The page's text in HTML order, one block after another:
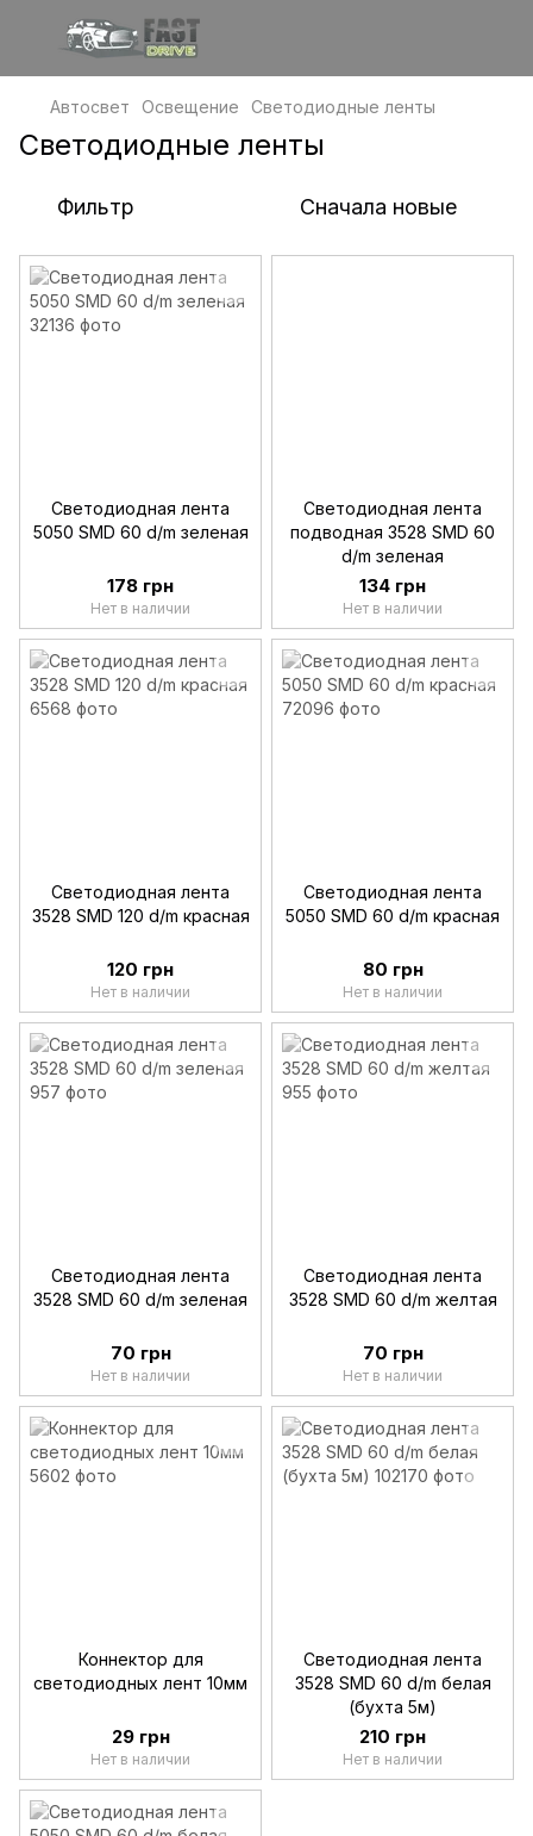
Автосвет Освещение Светодиодные ленты
Светодиодные ленты
Фильтр Сначала новые
Светодиодная лента
5050 SMD 60 d/m зеленая
178 грн
Нет в наличии
Светодиодная лента
подводная 3528 SMD 60
d/m зеленая
134 грн
Нет в наличии
Светодиодная лента
3528 SMD 120 d/m красная
120 грн
Нет в наличии
Светодиодная лента
5050 SMD 60 d/m красная
80 грн
Нет в наличии
Светодиодная лента
3528 SMD 60 d/m зеленая
70 грн
Нет в наличии
Светодиодная лента
3528 SMD 60 d/m желтая
70 грн
Нет в наличии
Коннектор для
светодиодных лент 10мм
29 грн
Нет в наличии
Светодиодная лента
3528 SMD 60 d/m белая
(бухта 5м)
210 грн
Нет в наличии